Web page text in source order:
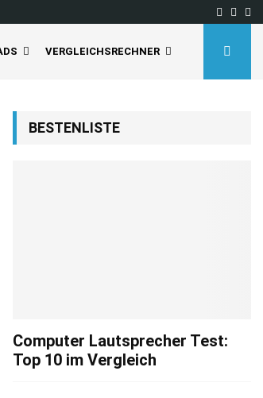
VERGLEICHSRECHNER
BESTENLISTE
Computer Lautsprecher Test:
Top 10 im Vergleich